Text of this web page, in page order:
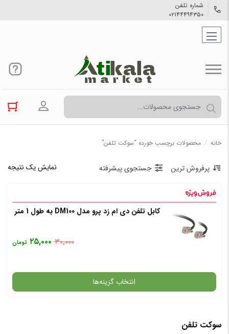
شماره تلفن
۰۲۱۴۴۴۹۴۳۵۰
ورود به
خانه / محصولات برچسب خورده “سوکت تلفن”
نمایش یک نتیجه پرفروش ترین جستجوی پیشرفته
کابل تلفن دی ام زد پرو مدل DM100 به طول 1 متر
۳۰,۰۰۰ ۲۵,۰۰۰ تومان
انتخاب گزینه‌ها
گارانتی
سوکت تلفن